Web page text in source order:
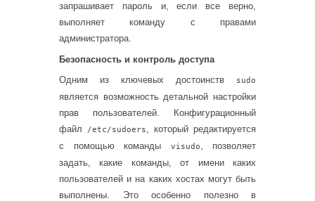
запрашивает пароль и, если все верно,
выполняет команду с правами
администратора.
Безопасность и контроль доступа
Одним из ключевых достоинств
sudo
является возможность детальной настройки
прав пользователей. Конфигурационный
файл
/etc/sudoers, который редактируется
с помощью команды
visudo, позволяет
задать, какие команды, от имени каких
пользователей и на каких хостах могут быть
выполнены. Это особенно полезно в